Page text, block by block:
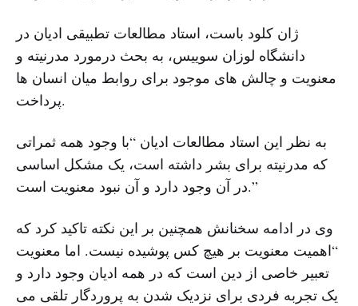
ژان کلود باست، استاد مطالعات تطبیقی ادیان در
دانشگاه لوزان سوییس، به بحث درمورد مدرنیته و
معنویت و چالش ‌های موجود برای روابط میان انسان‌ ها
پرداخت.
به نظر این استاد مطالعات ادیان “با وجود همه ثمراتی
که مدرنیته برای بشر داشته است، یک مشکل اساسی
در آن وجود دارد و آن نبود معنویت است.”
وی در ادامه سخنانش همچنین بر این نکته تاکید کرد که
“اهمیت معنویت بر هیچ کس پوشیده نیست. اما معنویت
تعبیر خاصی از دین است که در همه ادیان وجود دارد و
یک تجربه فردی برای نزدیک شدن به پروردگار تلقی می